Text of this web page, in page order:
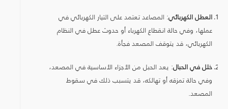
العطل الكهربائي: المصاعد تعتمد على التيار الكهربائي في
عملها، وفي حالة انقطاع الكهرباء أو حدوث عطل في النظام
الكهربائي، قد يتوقف المصعد فجأة.
خلل في الحبال: يعد الحبل من الأجزاء الأساسية في المصعد،
وفي حالة تمزقه أو تهالكه، قد يتسبب ذلك في سقوط
المصعد.